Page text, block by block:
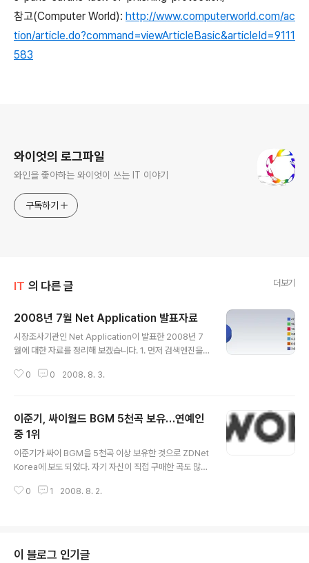
참고(Computer World): http://www.computerworld.com/ac
tion/article.do?command=viewArticleBasic&articleId=9111
583
와이엇의 로그파일
와인을 좋아하는 와이엇이 쓰는 IT 이야기
구독하기
IT 의 다른 글 더보기
2008년 7월 Net Application 발표자료
시장조사기관인 Net Application이 발표한 2008년 7
월에 대한 자료를 정리해 보겠습니다. 1. 먼저 검색엔진을
보다 약 0.19% 하락했으며 야후는 12.03%로 약 0.25%
~0.07의 하락세를 보였습니다. 여전히 google이 강세지
만 Yahoo가 이번달에는 칼아이칸이 Microsoft와의 합
병을 요구하는등의 공세에도 불구하고 점유율을 약간이나
마 회복한게 주목할만 합니다. Month Google - Global
Yahoo - Global MSN - Global AOL - Global Micr
osoft ..
0 0 2008. 8. 3.
이준기, 싸이월드 BGM 5천곡 보유…연예인
중 1위
이준기가 싸이 BGM을 5천곡 이상 보유한 것으로 ZDNet
Korea에 보도 되었다. 자기 자신이 직접 구매한 곡도 많지
나타났다. 김태정 기자(tjkim@zdnet.co.kr) 2008/07/
BGM 수는 5,031곡에 달한다. 최근 화제 속에 종영한 드
0 1 2008. 8. 2.
이 블로그 인기글